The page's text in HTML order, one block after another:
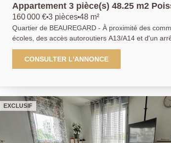
Appartement 3 pièce(s) 48.25 m2
160 000 € 3 pièces 48 m²
Quartier de BEAUREGARD - À proximité des
écoles, des accès autoroutiers A13/A14 et d'un
centre-ville et la gare RER/SNCF de Poissy. L'agence Principale vous
propose ce bel appartement de type 3 pièces de
une entrée, une cuisine équipée et aménagée ,
AGENCE PRINCIPALE: 01.30.06.69.69
CONSULTER L'ANNONCE
EXCLUSIF